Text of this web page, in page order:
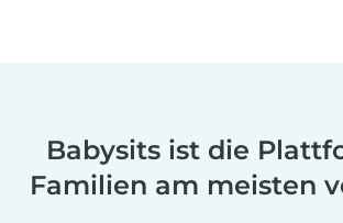
Babysits ist die
Familien am meisten